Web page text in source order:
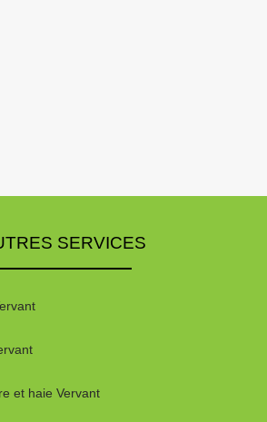
SERVICES
et haie Vervant